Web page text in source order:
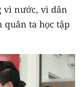
vì nước, vì dân
quân ta học tập